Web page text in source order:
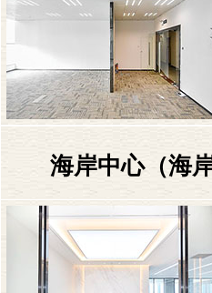
海岸中心（海